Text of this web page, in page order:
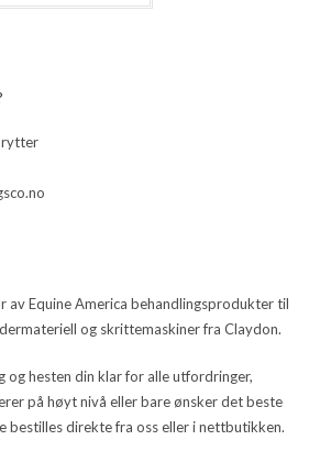
rytter
av Equine America behandlingsprodukter til
og skrittemaskiner fra Claydon.
og hesten din klar for alle utfordringer,
på høyt nivå eller bare ønsker det beste
bestilles direkte fra oss eller i nettbutikken.